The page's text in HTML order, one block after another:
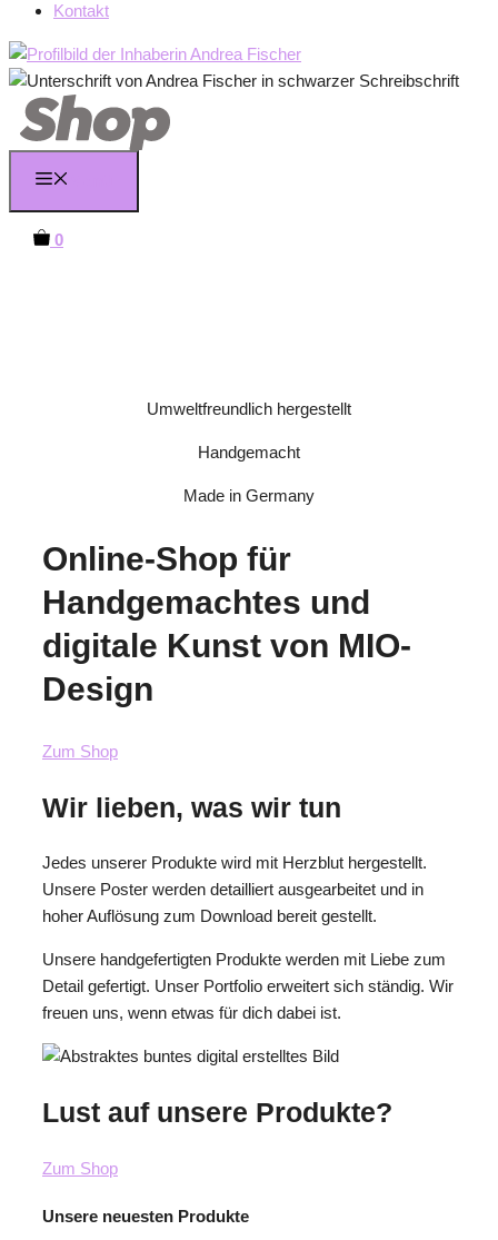
Kontakt
0
Umweltfreundlich hergestellt
Handgemacht
Made in Germany
Online-Shop für
Handgemachtes und
digitale Kunst von MIO-
Design
Zum Shop
Wir lieben, was wir tun
Jedes unserer Produkte wird mit Herzblut hergestellt.
Unsere Poster werden detailliert ausgearbeitet und in
hoher Auflösung zum Download bereit gestellt.
Unsere handgefertigten Produkte werden mit Liebe zum
Detail gefertigt. Unser Portfolio erweitert sich ständig. Wir
freuen uns, wenn etwas für dich dabei ist.
Lust auf unsere Produkte?
Zum Shop
Unsere neuesten Produkte